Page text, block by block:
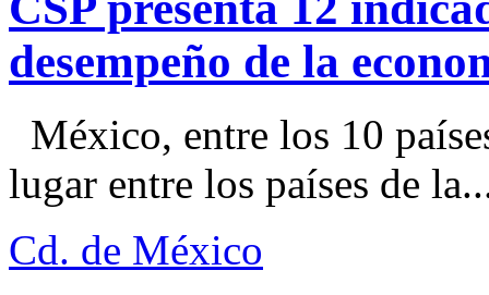
desempeño de la
México, entre los 10
lugar entre los países de
Cd. de México